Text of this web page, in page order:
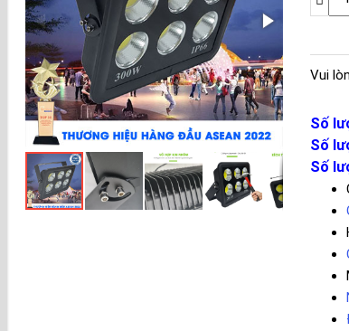
Vui
Số
Số
Số